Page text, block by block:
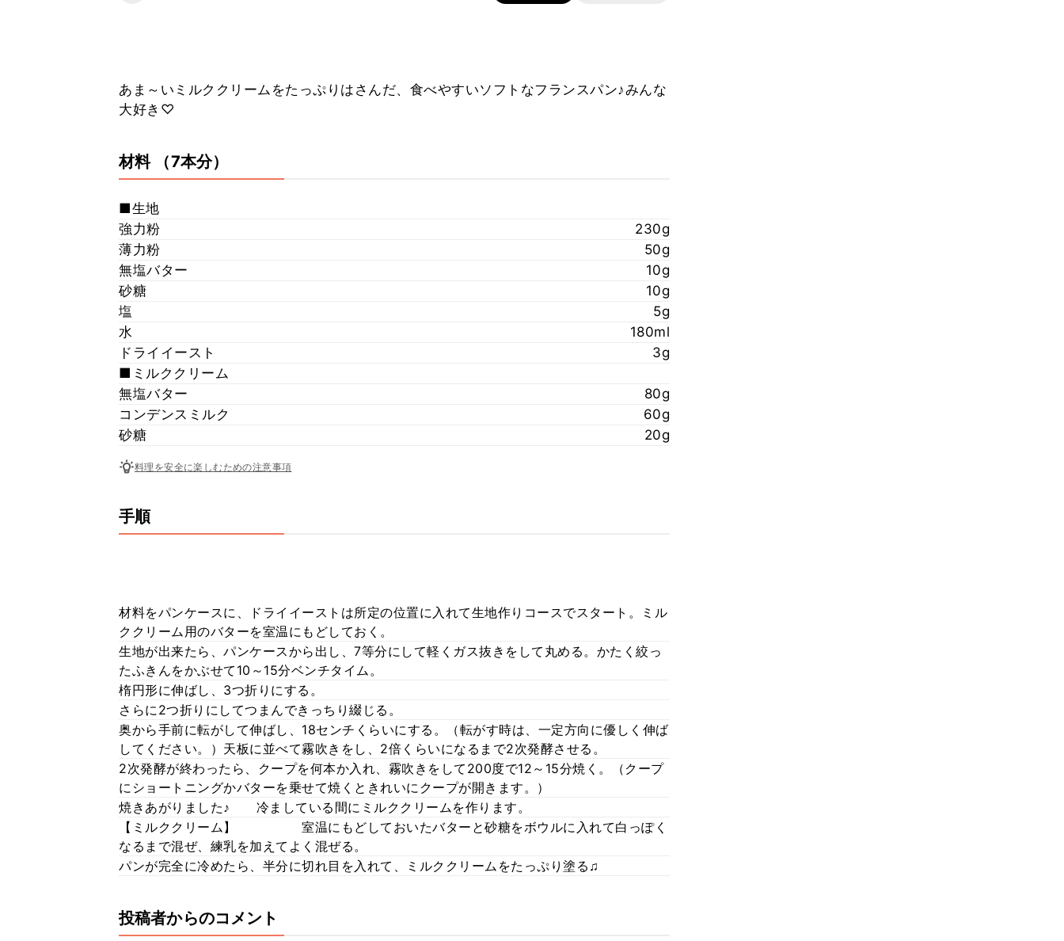
あま～いミルククリームをたっぷりはさんだ、食べやすいソフトなフランスパン♪みんな
大好き♡
材料 （7本分）
■生地
強力粉
230g
薄力粉
50g
無塩バター
10g
砂糖
10g
塩
5g
水
180ml
ドライイースト
3g
■ミルククリーム
無塩バター
80g
コンデンスミルク
60g
砂糖
20g
料理を安全に楽しむための注意事項
手順
材料をパンケースに、ドライイーストは所定の位置に入れて生地作りコースでスタート。ミル
ククリーム用のバターを室温にもどしておく。
生地が出来たら、パンケースから出し、7等分にして軽くガス抜きをして丸める。かたく絞っ
たふきんをかぶせて10～15分ベンチタイム。
楕円形に伸ばし、3つ折りにする。
さらに2つ折りにしてつまんできっちり綴じる。
奥から手前に転がして伸ばし、18センチくらいにする。（転がす時は、一定方向に優しく伸ば
してください。）天板に並べて霧吹きをし、2倍くらいになるまで2次発酵させる。
2次発酵が終わったら、クープを何本か入れ、霧吹きをして200度で12～15分焼く。（クープ
にショートニングかバターを乗せて焼くときれいにクープが開きます。）
焼きあがりました♪ 冷ましている間にミルククリームを作ります。
【ミルククリーム】 室温にもどしておいたバターと砂糖をボウルに入れて白っぽく
なるまで混ぜ、練乳を加えてよく混ぜる。
パンが完全に冷めたら、半分に切れ目を入れて、ミルククリームをたっぷり塗る♫
投稿者からのコメント